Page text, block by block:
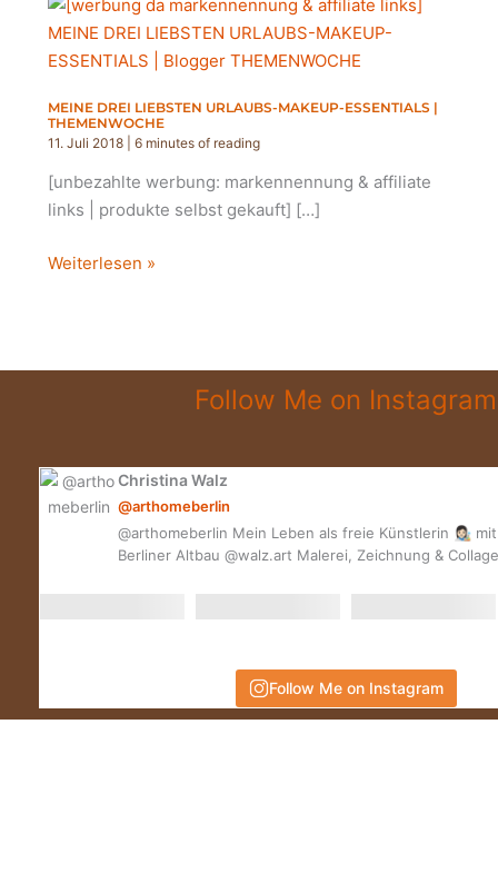
MEINE DREI LIEBSTEN URLAUBS-MAKEUP-ESSENTIALS |
THEMENWOCHE
11. Juli 2018
6 minutes of reading
[unbezahlte werbung: markennennung & affiliate
links | produkte selbst gekauft] […]
MEINE
MAKEUP-
Weiterlesen »
Follow Me on Instagram
Christina Walz
@arthomeberlin
@arthomeberlin Mein Leben als freie Künstlerin 👩🏻‍🎨
Berliner Altbau @walz.art Malerei, Zeichnung &
Follow Me on Instagram